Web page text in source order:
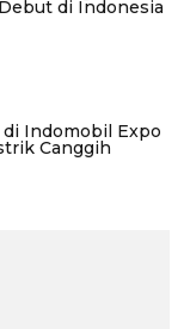
di Indonesia
Indomobil Expo
Canggih